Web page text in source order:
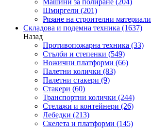
Машини за полиране (204)
Шмиргели (201)
Рязане на строителни материали
Складова и подемна техника (1637)
Назад
Противопожарна техника (33)
Стълби и степенки (549)
Ножични платформи (66)
Палетни колички (83)
Палетни стакери (9)
Стакери (60)
Транспортни колички (244)
Стелажи и контейнери (26)
Лебедки (213)
Скелета и платформи (145)